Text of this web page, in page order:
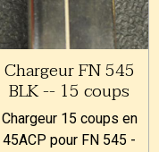
Chargeur FN 545
BLK -- 15 coups
Chargeur 15 coups en
45ACP pour FN 545 -